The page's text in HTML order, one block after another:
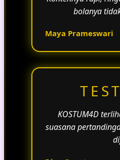
bolanya
Maya Prameswari
KOSTUM4D
suasana